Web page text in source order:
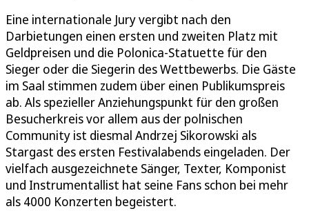
Eine internationale Jury vergibt nach den
Darbietungen einen ersten und zweiten Platz mit
Geldpreisen und die Polonica-Statuette für den
Sieger oder die Siegerin des Wettbewerbs. Die Gäste
im Saal stimmen zudem über einen Publikumspreis
ab. Als spezieller Anziehungspunkt für den großen
Besucherkreis vor allem aus der polnischen
Community ist diesmal Andrzej Sikorowski als
Stargast des ersten Festivalabends eingeladen. Der
vielfach ausgezeichnete Sänger, Texter, Komponist
und Instrumentallist hat seine Fans schon bei mehr
als 4000 Konzerten begeistert.